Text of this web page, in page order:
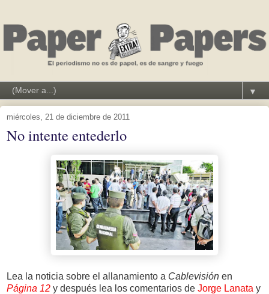
▼
miércoles, 21 de diciembre de 2011
No intente entederlo
Lea la noticia sobre el allanamiento a Cablevisión en
Página 12 y después lea los comentarios de Jorge Lanata y